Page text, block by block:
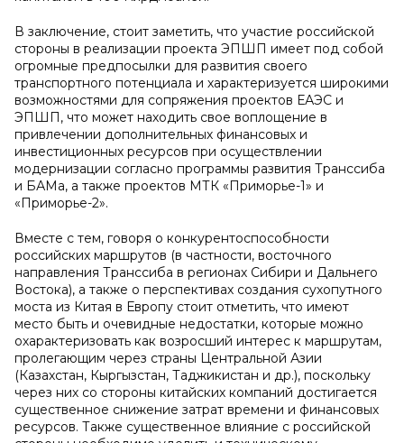
В заключение, стоит заметить, что участие российской
стороны в реализации проекта ЭПШП имеет под собой
огромные предпосылки для развития своего
транспортного потенциала и характеризуется широкими
возможностями для сопряжения проектов ЕАЭС и
ЭПШП, что может находить свое воплощение в
привлечении дополнительных финансовых и
инвестиционных ресурсов при осуществлении
модернизации согласно программы развития Транссиба
и БАМа, а также проектов МТК «Приморье-1» и
«Приморье-2».
Вместе с тем, говоря о конкурентоспособности
российских маршрутов (в частности, восточного
направления Транссиба в регионах Сибири и Дальнего
Востока), а также о перспективах создания сухопутного
моста из Китая в Европу стоит отметить, что имеют
место быть и очевидные недостатки, которые можно
охарактеризовать как возросший интерес к маршрутам,
пролегающим через страны Центральной Азии
(Казахстан, Кыргызстан, Таджикистан и др.), поскольку
через них со стороны китайских компаний достигается
существенное снижение затрат времени и финансовых
ресурсов. Также существенное влияние с российской